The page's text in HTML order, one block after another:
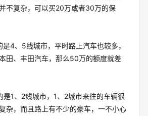
不复杂，可以买20万或者30万的保
4、5线城市，平时路上汽车也较多，
田、丰田汽车，那么50万的额度就差
是1、2线城市，1、2城市来往的车辆很
杂，而且路上有不少的豪车，一不小心